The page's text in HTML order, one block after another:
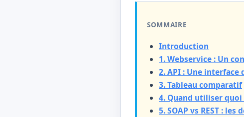
SOMMAIRE
Introduction
1. Webservice : Un
2. API : Une
3. Tableau comparatif
4. Quand utiliser quoi
5. SOAP vs REST :